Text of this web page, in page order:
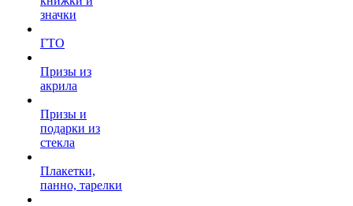
значки
ГТО
Призы из
акрила
Призы и
подарки из
стекла
Плакетки,
панно, тарелки